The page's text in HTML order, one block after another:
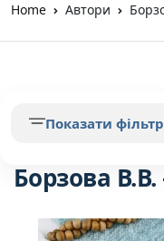
Home Автори
Борзова
Показати